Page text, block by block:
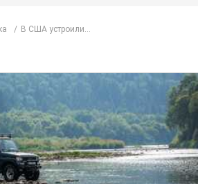
В США устроили...